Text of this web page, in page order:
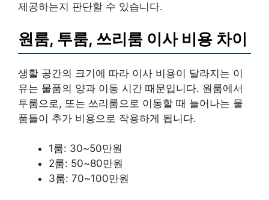
제공하는지 판단할 수 있습니다.
원룸, 투룸, 쓰리룸 이사 비용 차이
생활 공간의 크기에 따라 이사 비용이 달라지는 이
유는 물품의 양과 이동 시간 때문입니다. 원룸에서
투룸으로, 또는 쓰리룸으로 이동할 때 늘어나는 물
품들이 추가 비용으로 작용하게 됩니다.
1룸: 30~50만원
2룸: 50~80만원
3룸: 70~100만원